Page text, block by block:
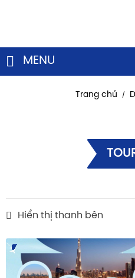
MENU
Trang chủ /
Hiển thị thanh bên